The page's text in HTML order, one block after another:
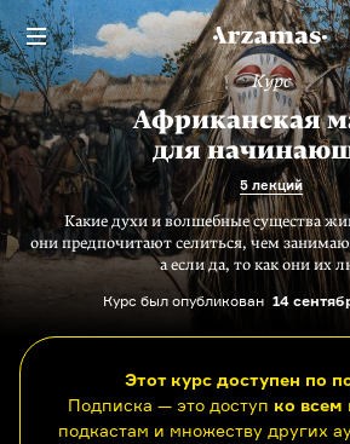
Курс
Африканская
для
5 лекций
Какие духи и волшебные существа
они предпочитают селиться, чем
а если да, то как они их
Курс был опубликован 14
Этот курс доступен по
Подписка — это доступ ко всем
подкастам и множеству других